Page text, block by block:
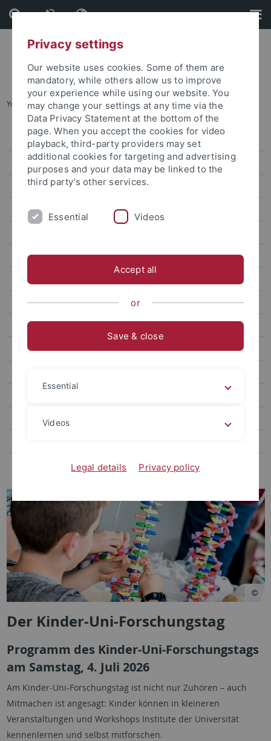
Skip
to
content
Skip
to
footer
You are here: Startseite ... Forschungstag
Angebote für Lehrkräfte und Schulen
Angebote für Kinder und Jugendliche
Angebote für Bürgerinnen und Bürger
Angebote für Vereine, Zivilgesellschaft, Politik
Studium Generale
Kinder-Uni
Termine
Forschungstag
Videos Hector Kinderakademien
Schülerlabor Neurowissenschaften
Demokratie Zukunftsfest
Der Kinder-Uni-Forschungstag
Programm des Kinder-Uni-Forschungstags
am Samstag, 4. Juli 2026
Am Kinder-Uni-Forschungstag ist nicht nur Zuhören – auch
Mitmachen ist angesagt: Kinder können in kleineren
Veranstaltungen und Workshops Institute der Universität
kennenlernen und selbst mitforschen.
Privacy settings
Our website uses cookies. Some of them are
mandatory, while others allow us to improve
your experience while using our website. You
may change your settings at any time via the
Data Privacy Statement at the bottom of the
page. When you accept the cookies for video
playback, third-party providers may set
additional cookies for targeting and advertising
purposes and your data may be linked to the
third party’s other services.
Essential Videos
Accept all
or
Save & close
Essential
Videos
Legal details Privacy policy